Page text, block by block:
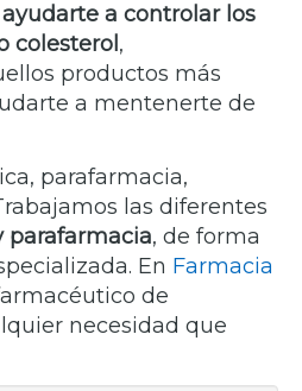
a controlar los
colesterol ,
productos más
a mentenerte de
parafarmacia,
las diferentes
parafarmacia, de forma
En Farmacia
de
necesidad que